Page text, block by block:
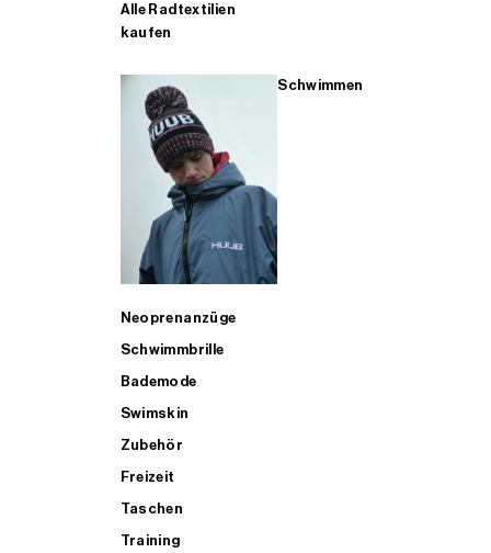
Alle Radtextilien
kaufen
Schwimmen
Neoprenanzüge
Schwimmbrille
Bademode
Swimskin
Zubehör
Freizeit
Taschen
Training